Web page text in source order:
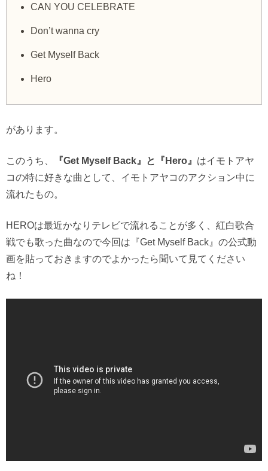
CAN YOU CELEBRATE
Don’t wanna cry
Get Myself Back
Hero
があります。
このうち、 『Get Myself Back』と『Hero』 はイモトアヤ
コの特に好きな曲として、イモトアヤコのアクション中に
流れたもの。
HEROは最近かなりテレビで流れることが多く、紅白歌合
戦でも歌った曲なので今回は『Get Myself Back』の公式動
画を貼っておきますのでよかったら聞いて見てください
ね！